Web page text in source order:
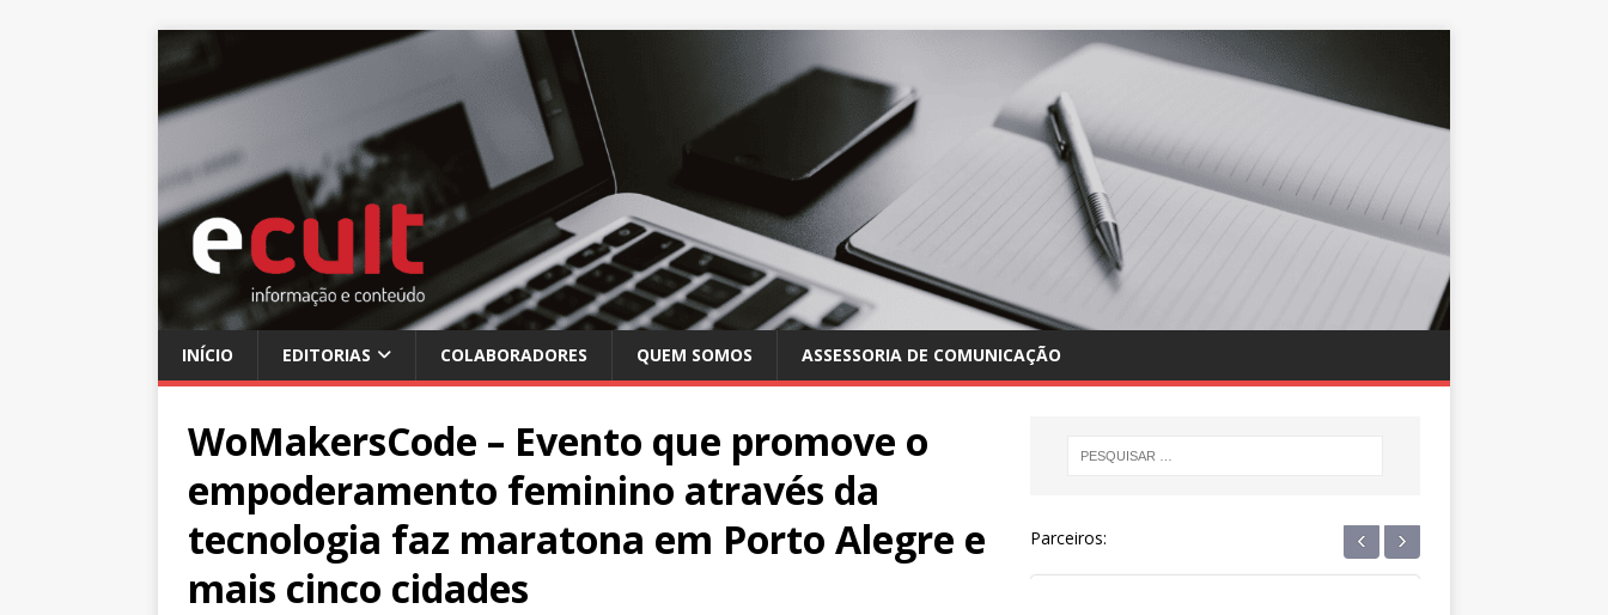
INÍCIO EDITORIAS COLABORADORES QUEM SOMOS ASSESSORIA DE COMUNICAÇÃO
WoMakersCode – Evento que promove o
empoderamento feminino através da
tecnologia faz maratona em Porto Alegre e
mais cinco cidades
Parceiros: ‹ ›